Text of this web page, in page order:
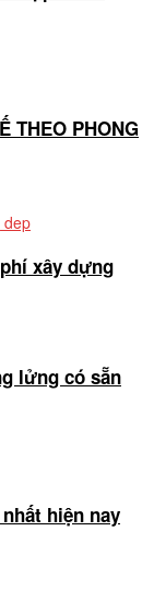
THEO PHONG
xây dựng
lửng có sẵn
hiện nay